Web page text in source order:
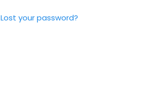
Lost your password?